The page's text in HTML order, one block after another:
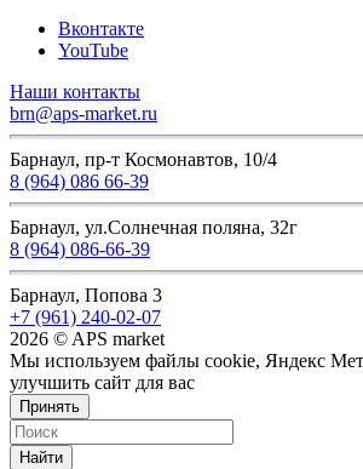
Вконтакте
YouTube
Наши контакты
brn@aps-market.ru
Барнаул, пр-т Космонавтов, 10/4
8 (964) 086 66-39
Барнаул, ул.Солнечная поляна, 32г
8 (964) 086-66-39
Барнаул, Попова 3
+7 (961) 240-02-07
2026 © APS market
Мы используем файлы cookie, Яндекс
улучшить сайт для вас
Принять
Найти